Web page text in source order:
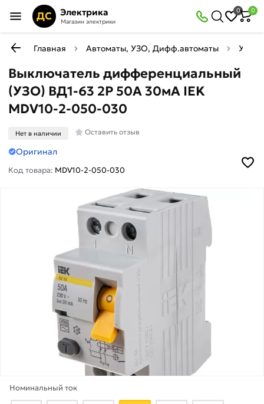
ДС Электрика
Магазин электрики
0 0
Главная Автоматы, УЗО, Дифф.автоматы УЗО
Выключатель дифференциальный
(УЗО) ВД1-63 2Р 50А 30мА IEK
MDV10-2-050-030
Нет в наличии Оставить отзыв
Оригинал
Код товара: MDV10-2-050-030
Номинальный ток